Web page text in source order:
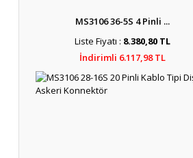
MS3106 36-5S 4 Pinli ...
Liste Fiyatı : 8.380,80 TL
İndirimli 6.117,98 TL